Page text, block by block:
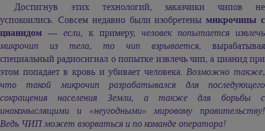
Достигнув этих технологий, заказчики чипов не
успокоились. Совсем недавно были изобретенымикрочипы с
цианидом — если, к примеру, человек попытается извлечь
микрочип из тела, то чип взрывается, вырабатывая
специальный радиосигнал о попытке извлечь чип, а цианид при
этом попадает в кровь и убивает человека.Возможно также,
что такой микрочип разрабатывался для последующего
сокращения населения Земли, а также для борьбы с
инакомыслящими и «неугодными» мировому правительству!
Ведь ЧИП может взорваться и по команде оператора!